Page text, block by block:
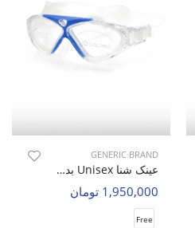
GENERIC BRAND
عینک شنا Unisex بدون برند Aqua Glide U
1,950,000 تومان
Free